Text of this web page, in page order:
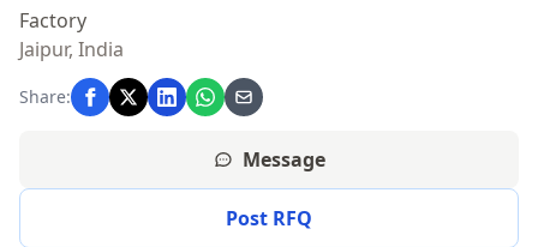
Factory
Jaipur, India
Share:
Message
Post RFQ